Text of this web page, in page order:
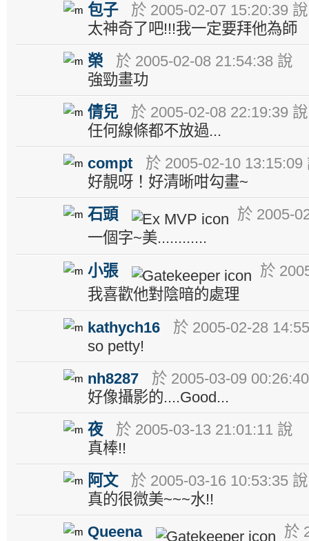
包子
於 2005-02-07 15:20:39 說
太神奇了吧!!!我一定要拜他為師
榮
於 2005-02-08 21:54:38 說
強勁畫功
倩兒
於 2005-02-08 22:19:39 說
任何線條都不放過...
compt
於 2005-02-10 13:15:09
好靚呀！好清晰咁勾畫~
石頭
於 2005-
一個字~美............
小張
於
我喜歡他對陰暗的處理
kathych16
於 2005-02-28
so petty!
nh8287
於 2005-03-09
好像攝影的....Good...
夜
於 2005-03-13 21:01:11 說
真棒!!
阿文
於 2005-03-16 10:53:35 說
真的很微美~~~水!!
Queena
於